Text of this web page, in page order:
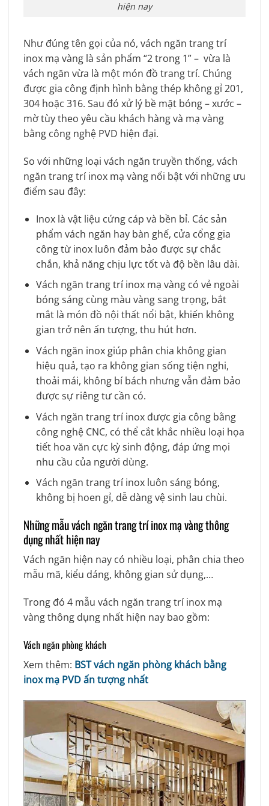
hiện nay
Như đúng tên gọi của nó, vách ngăn trang trí
inox mạ vàng là sản phẩm “2 trong 1” – vừa là
vách ngăn vừa là một món đồ trang trí. Chúng
được gia công định hình bằng thép không gỉ 201,
304 hoặc 316. Sau đó xử lý bề mặt bóng – xước –
mờ tùy theo yêu cầu khách hàng và mạ vàng
bằng công nghệ PVD hiện đại.
So với những loại vách ngăn truyền thống, vách
ngăn trang trí inox mạ vàng nổi bật với những ưu
điểm sau đây:
Inox là vật liệu cứng cáp và bền bỉ. Các sản
phẩm vách ngăn hay bàn ghế, cửa cổng gia
công từ inox luôn đảm bảo được sự chắc
chắn, khả năng chịu lực tốt và độ bền lâu dài.
Vách ngăn trang trí inox mạ vàng có vẻ ngoài
bóng sáng cùng màu vàng sang trọng, bắt
mắt là món đồ nội thất nổi bật, khiến không
gian trở nên ấn tượng, thu hút hơn.
Vách ngăn inox giúp phân chia không gian
hiệu quả, tạo ra không gian sống tiện nghi,
thoải mái, không bí bách nhưng vẫn đảm bảo
được sự riêng tư cần có.
Vách ngăn trang trí inox được gia công bằng
công nghệ CNC, có thể cắt khắc nhiều loại họa
tiết hoa văn cực kỳ sinh động, đáp ứng mọi
nhu cầu của người dùng.
Vách ngăn trang trí inox luôn sáng bóng,
không bị hoen gỉ, dễ dàng vệ sinh lau chùi.
Những mẫu vách ngăn trang trí inox mạ vàng thông
dụng nhất hiện nay
Vách ngăn hiện nay có nhiều loại, phân chia theo
mẫu mã, kiểu dáng, không gian sử dụng,…
Trong đó 4 mẫu vách ngăn trang trí inox mạ
vàng thông dụng nhất hiện nay bao gồm:
Vách ngăn phòng khách
Xem thêm: BST vách ngăn phòng khách bằng
inox mạ PVD ấn tượng nhất